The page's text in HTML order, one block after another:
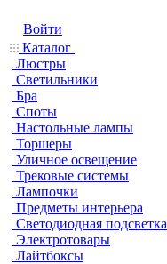
Войти
Каталог
Люстры
Светильники
Бра
Споты
Настольные лампы
Торшеры
Уличное освещение
Трековые системы
Лампочки
Предметы интерьера
Светодиодная подсветка
Электротовары
Лайтбоксы